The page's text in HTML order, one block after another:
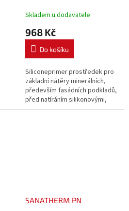
Skladem u dodavatele
968 Kč
Do košíku
Siliconeprimer prostředek pro
základní nátěry minerálních,
především fasádních podkladů,
před natíráním silikonovými,
vápennými a akrylátovými
SANATHERM PN